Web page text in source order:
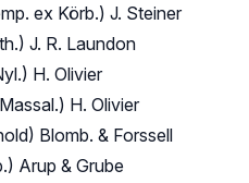
ex Körb.) J. Steiner
J. R. Laundon
H. Olivier
H. Olivier
Blomb. & Forssell
Arup & Grube